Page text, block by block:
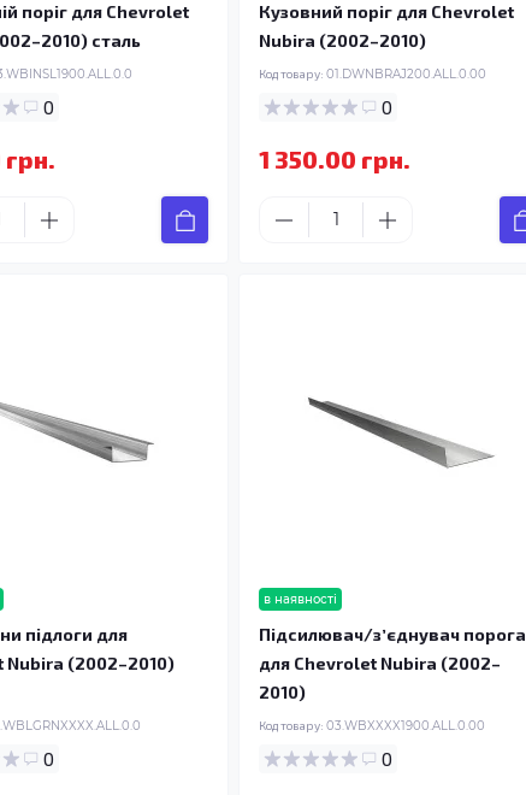
поріг для Chevrolet
сталь
0
Кузовний поріг для Chevrolet
Nubira (2002–2010)
Код товару: 01.DWNBRAJ200.ALL.0.00
0
1 350.00 грн.
підлоги для
Nubira (2002–2010)
0
в наявності
Підсилювач/зʼєднувач порога
для Chevrolet Nubira (2002–
2010)
Код товару: 03.WBXXXX1900.ALL.0.00
0